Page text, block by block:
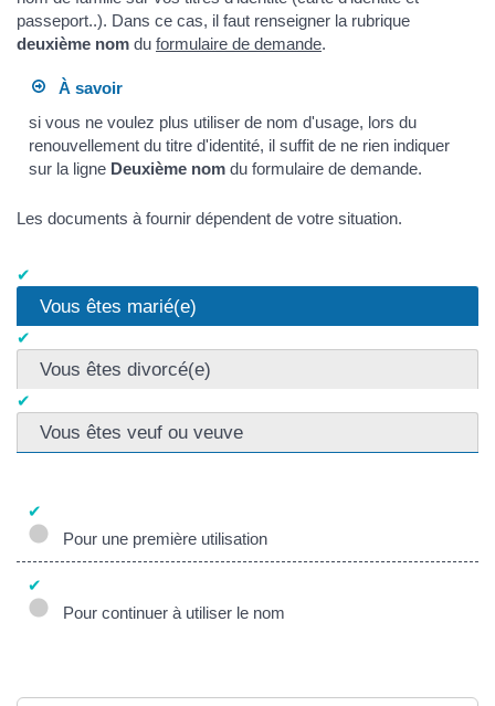
passeport..). Dans ce cas, il faut renseigner la rubrique
deuxième nom du formulaire de demande.
À savoir
si vous ne voulez plus utiliser de nom d'usage, lors du
renouvellement du titre d'identité, il suffit de ne rien indiquer
sur la ligne Deuxième nom du formulaire de demande.
Les documents à fournir dépendent de votre situation.
Vous êtes marié(e)
Vous êtes divorcé(e)
Vous êtes veuf ou veuve
Pour une première utilisation
Pour continuer à utiliser le nom